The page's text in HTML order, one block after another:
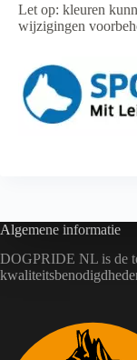
Let op: kleuren
wijzigingen
Algemene informatie
DOGPRIDE NL is de